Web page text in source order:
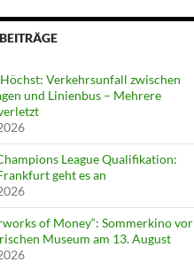
Verkehrsunfall zwischen
und Linienbus – Mehrere
League Qualifikation:
geht es an
of Money“: Sommerkino vor
Museum am 13. August